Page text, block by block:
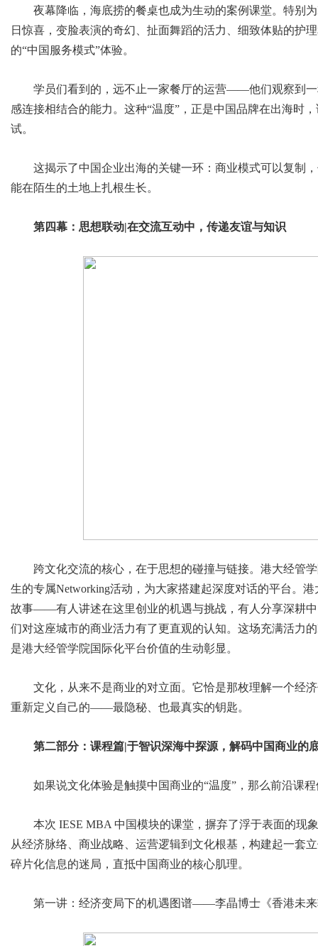
夜幕降临，海底捞的餐桌也成为生动的案例课堂。特别
日惊喜，变脸表演的奇幻、扯面舞蹈的活力、细致体贴的护
的“中国服务模式”体验。
学员们看到的，远不止一家餐厅的运营——他们观察到
感连接相结合的能力。这种“温度”，正是中国品牌在出海时
试。
这揭示了中国企业出海的关键一环：商业模式可以复制
能在陌生的土地上扎根生长。
第四幕：思想联动|在交流互动中，传递友谊与知识
跨文化交流的核心，在于思想的碰撞与链接。港大经管
生的专属Networking活动，为大家搭建起深度对话的平台。
故事——有人讲述在这里创业的机遇与挑战，有人分享深耕
们对这座城市的商业活力有了更直观的认知。这场充满活力
是港大经管学院国际化平台价值的生动彰显。
文化，从来不是商业的对立面。它恰是那枚理解一个经
重新定义自己的——最隐秘、也最真实的钥匙。
第二部分：课程篇|于智识深海中探源，解码中国商业的
如果说文化体验是触摸中国商业的“温度”，那么前沿课
本次 IESE MBA 中国模块的课堂，摒弃了浮于表面的现
从经济脉络、商业战略、运营逻辑到文化根基，构建起一套
碎片化信息的迷局，直抵中国商业的核心肌理。
第一讲：经济变局下的机遇图谱——李晶博士《香港未